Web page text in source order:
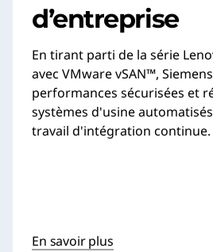
d’entreprise
En tirant parti de la série
avec VMware vSAN™,
performances sécurisées et
systèmes d'usine
travail d'intégration continue.
En savoir plus